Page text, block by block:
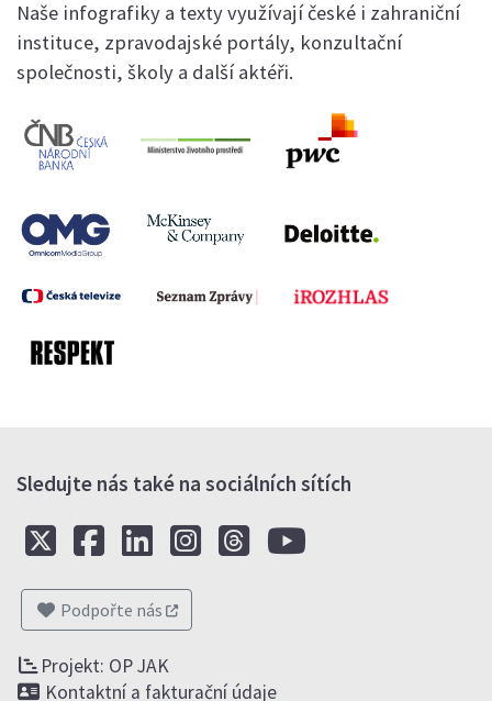
Naše infografiky a texty využívají české i zahraniční
instituce, zpravodajské portály, konzultační
společnosti, školy a další aktéři.
Sledujte nás také na sociálních sítích
Podpořte nás
Projekt: OP JAK
Kontaktní a fakturační údaje